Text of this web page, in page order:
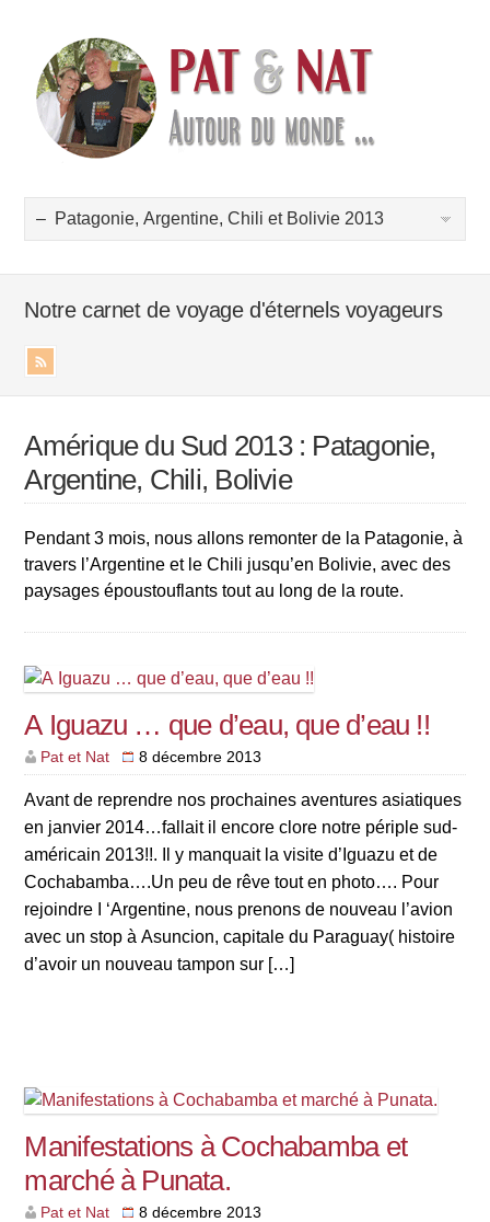
Notre carnet de voyage d'éternels voyageurs
Amérique du Sud 2013 : Patagonie,
Argentine, Chili, Bolivie
Pendant 3 mois, nous allons remonter de la Patagonie, à
travers l’Argentine et le Chili jusqu’en Bolivie, avec des
paysages époustouflants tout au long de la route.
A Iguazu … que d’eau, que d’eau !!
Pat et Nat 8 décembre 2013
Avant de reprendre nos prochaines aventures asiatiques
en janvier 2014…fallait il encore clore notre périple sud-
américain 2013!!. Il y manquait la visite d’Iguazu et de
Cochabamba….Un peu de rêve tout en photo…. Pour
rejoindre I ‘Argentine, nous prenons de nouveau l’avion
avec un stop à Asuncion, capitale du Paraguay( histoire
d’avoir un nouveau tampon sur […]
Manifestations à Cochabamba et
marché à Punata.
Pat et Nat 8 décembre 2013